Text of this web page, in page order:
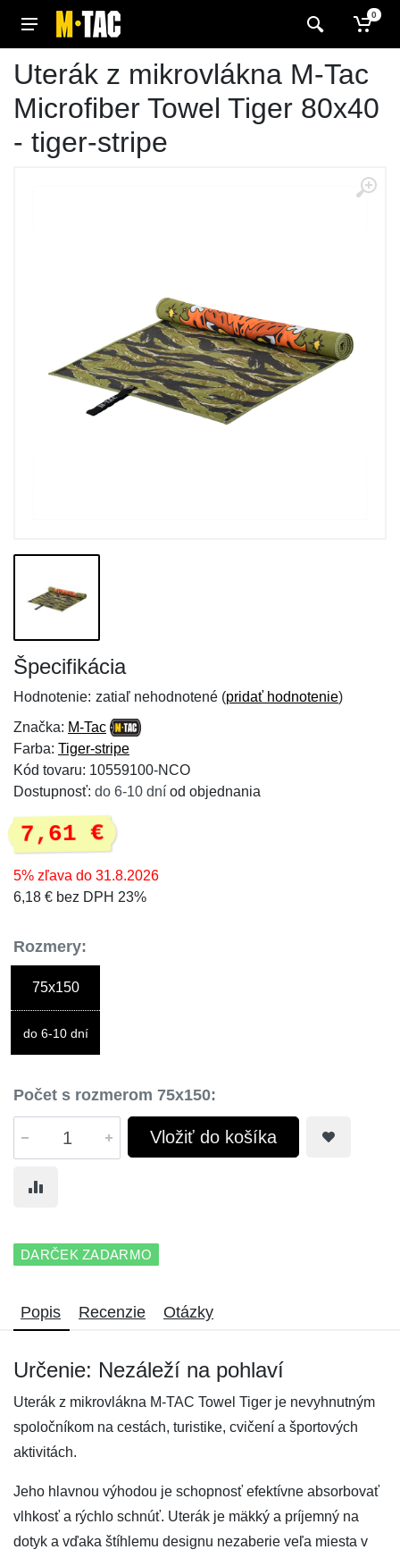
0
Uterák z mikrovlákna M-Tac
Microfiber Towel Tiger 80x40
- tiger-stripe
Špecifikácia
Hodnotenie: zatiaľ nehodnotené (pridať hodnotenie)
Značka: M-Tac
Farba: Tiger-stripe
Kód tovaru: 10559100-NCO
Dostupnosť: do 6-10 dní od objednania
7,61 €
5% zľava do 31.8.2026
6,18 € bez DPH 23%
Rozmery:
75x150
do 6-10 dní
Počet s rozmerom 75x150:
Vložiť do košíka
DARČEK ZADARMO
Popis Recenzie Otázky
Určenie: Nezáleží na pohlaví
Uterák z mikrovlákna M-TAC Towel Tiger je nevyhnutným
spoločníkom na cestách, turistike, cvičení a športových
aktivitách.
Jeho hlavnou výhodou je schopnosť efektívne absorbovať
vlhkosť a rýchlo schnúť. Uterák je mäkký a príjemný na
dotyk a vďaka štíhlemu designu nezaberie veľa miesta v